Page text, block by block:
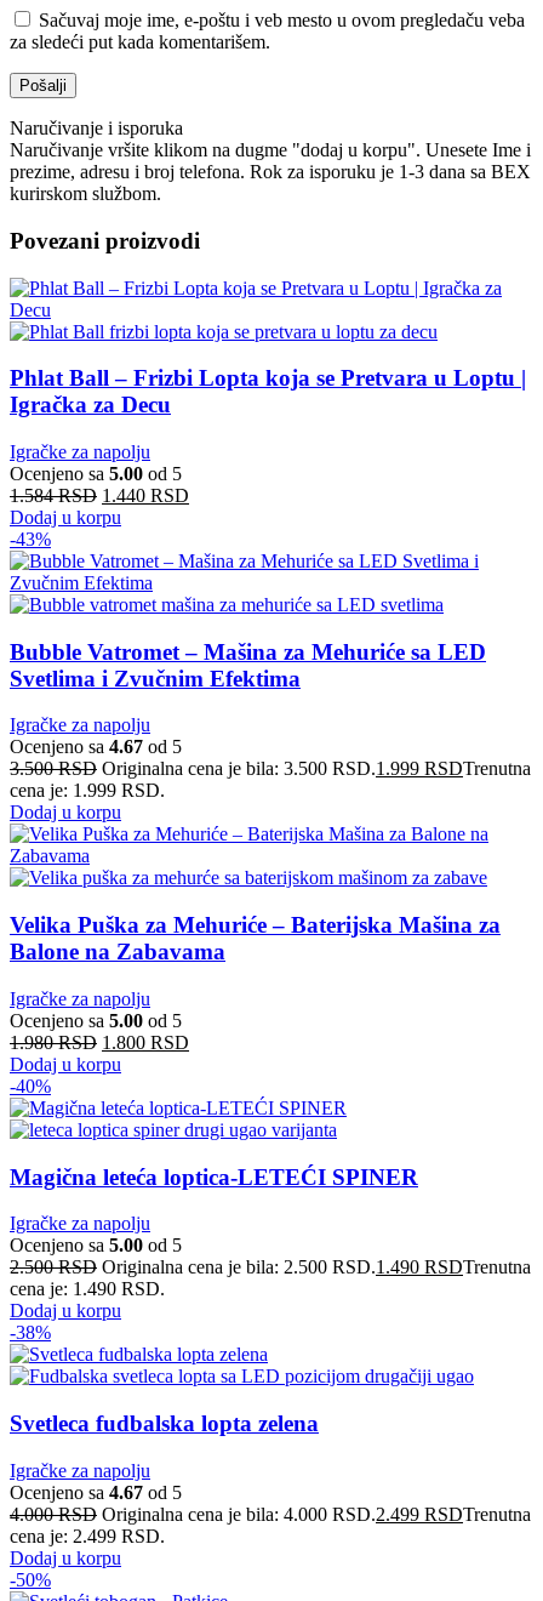
Sačuvaj moje ime, e-poštu i veb mesto u ovom pregledaču veba
za sledeći put kada komentarišem.
Naručivanje i isporuka
Naručivanje vršite klikom na dugme "dodaj u korpu". Unesete Ime i
prezime, adresu i broj telefona. Rok za isporuku je 1-3 dana sa BEX
kurirskom službom.
Povezani proizvodi
Phlat Ball – Frizbi Lopta koja se Pretvara u Loptu |
Igračka za Decu
Igračke za napolju
Ocenjeno sa 5.00 od 5
1.584RSD 1.440 RSD
Dodaj u korpu
-43%
Bubble Vatromet – Mašina za Mehuriće sa LED
Svetlima i Zvučnim Efektima
Igračke za napolju
Ocenjeno sa 4.67 od 5
3.500RSD Originalna cena je bila: 3.500 RSD.1.999 RSDTrenutna
cena je: 1.999 RSD.
Dodaj u korpu
Velika Puška za Mehuriće – Baterijska Mašina za
Balone na Zabavama
Igračke za napolju
Ocenjeno sa 5.00 od 5
1.980RSD 1.800 RSD
Dodaj u korpu
-40%
Magična leteća loptica-LETEĆI SPINER
Igračke za napolju
Ocenjeno sa 5.00 od 5
2.500RSD Originalna cena je bila: 2.500 RSD.1.490 RSDTrenutna
cena je: 1.490 RSD.
Dodaj u korpu
-38%
Svetleca fudbalska lopta zelena
Igračke za napolju
Ocenjeno sa 4.67 od 5
4.000RSD Originalna cena je bila: 4.000 RSD.2.499 RSDTrenutna
cena je: 2.499 RSD.
Dodaj u korpu
-50%